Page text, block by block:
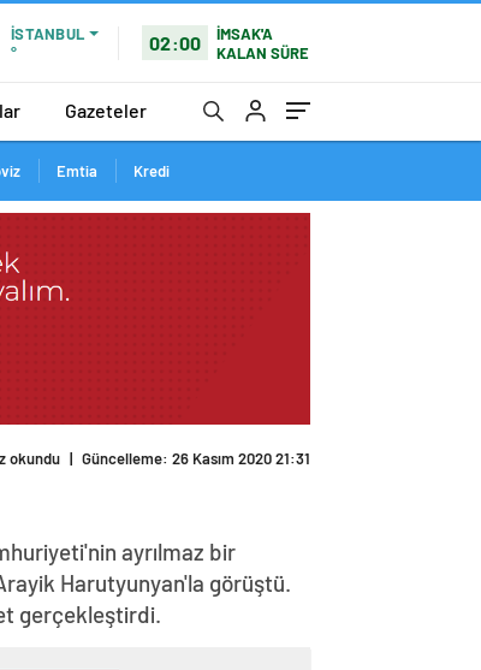
İSTANBUL
°
02:00
İMSAK'A
KALAN SÜRE
Gazeteler
Emtia Kredi
okundu | Güncelleme: 26 Kasım 2020 21:31
ayrılmaz bir
Harutyunyan'la görüştü.
gerçekleştirdi.